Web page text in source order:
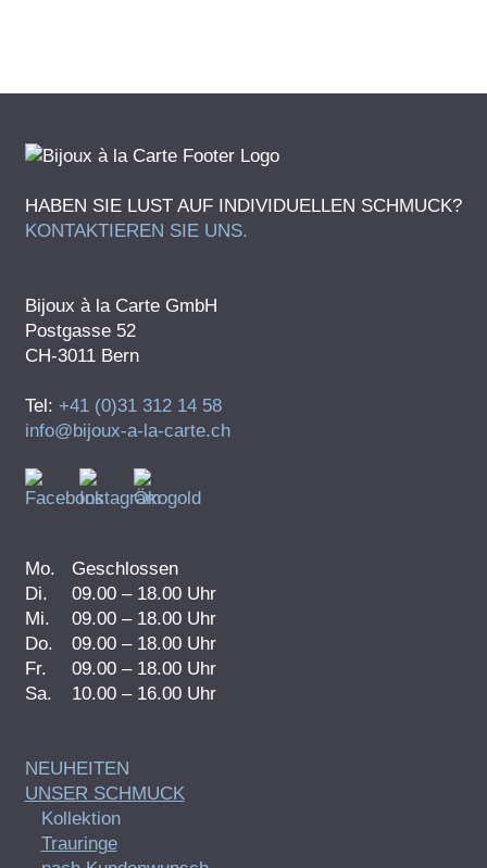
HABEN SIE LUST AUF INDIVIDUELLEN SCHMUCK?
KONTAKTIEREN SIE UNS.
Bijoux à la Carte GmbH
Postgasse 52
CH-3011 Bern
Tel: +41 (0)31 312 14 58
info@bijoux-a-la-carte.ch
Mo.
Geschlossen
Di.
09.00 – 18.00 Uhr
Mi.
09.00 – 18.00 Uhr
Do.
09.00 – 18.00 Uhr
Fr.
09.00 – 18.00 Uhr
Sa.
10.00 – 16.00 Uhr
NEUHEITEN
UNSER SCHMUCK
Kollektion
Trauringe